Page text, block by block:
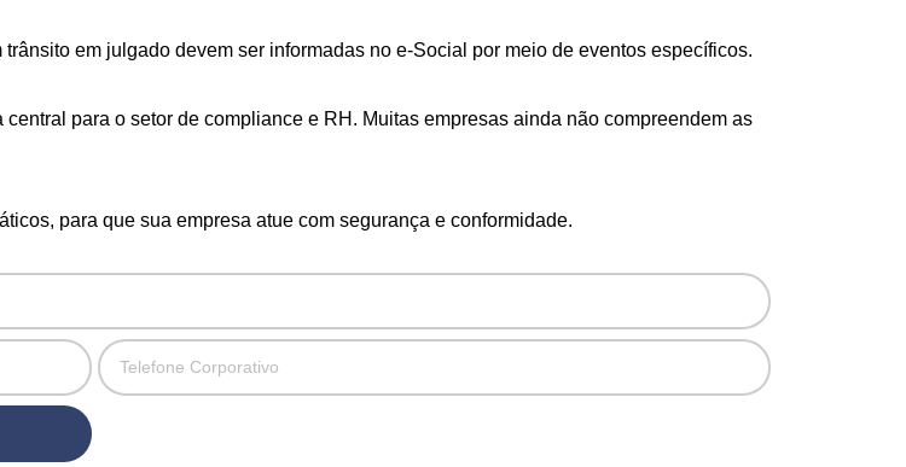
em julgado devem ser informadas no e-Social por meio de eventos específicos.
para o setor de compliance e RH. Muitas empresas ainda não compreendem as
para que sua empresa atue com segurança e conformidade.